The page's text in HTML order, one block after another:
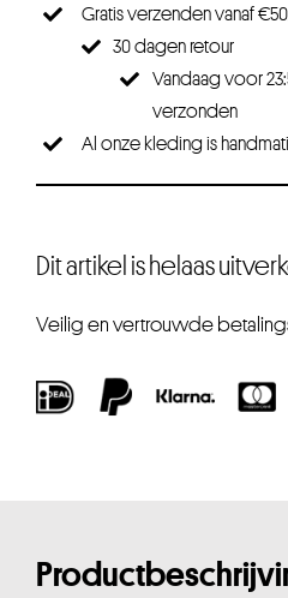
Gratis verzenden vanaf
30 dagen retour
Vandaag voor
verzonden
Al onze kleding is
Dit artikel is helaas
Veilig en vertrouwde